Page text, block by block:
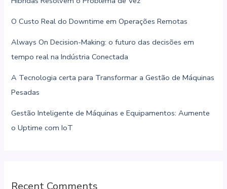
O Custo Real do Downtime em Operações Remotas
Always On Decision-Making: o futuro das decisões em
tempo real na Indústria Conectada
A Tecnologia certa para Transformar a Gestão de Máquinas
Pesadas
Gestão Inteligente de Máquinas e Equipamentos: Aumente
o Uptime com IoT
Recent Comments